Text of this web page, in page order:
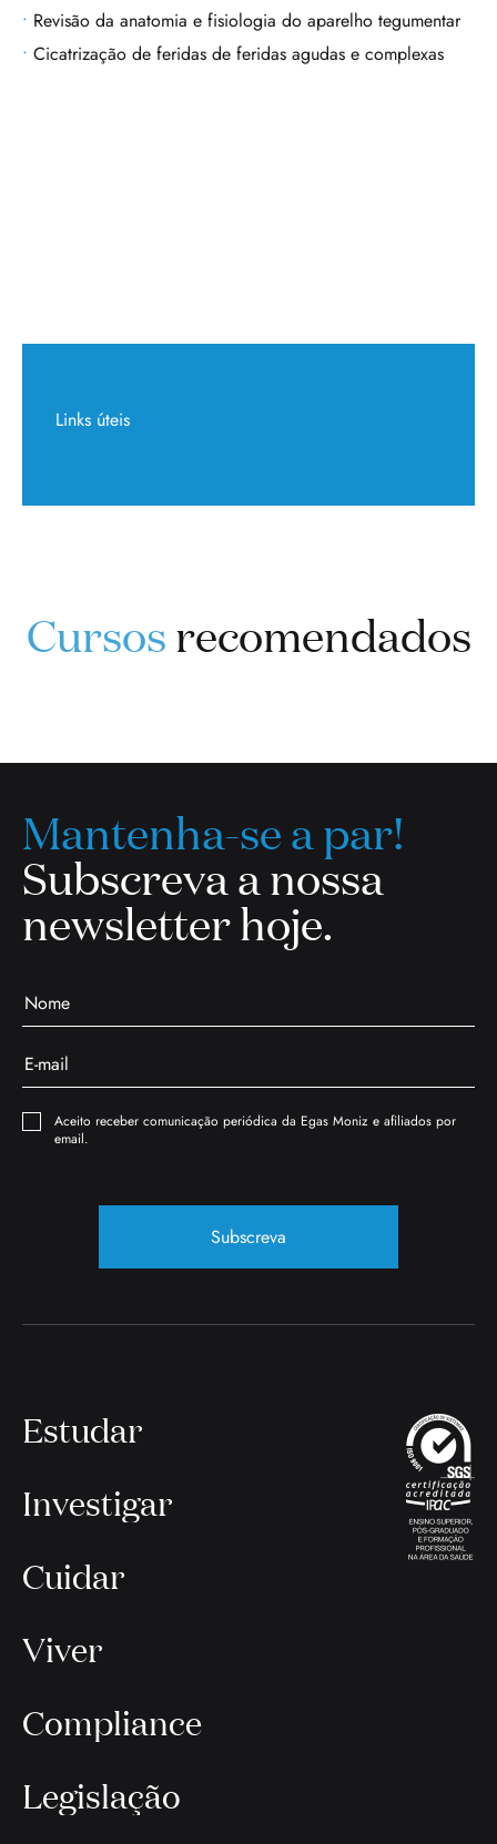
Revisão da anatomia e fisiologia do aparelho tegumentar
Cicatrização de feridas de feridas agudas e complexas
Links úteis
Cursosrecomendados
Mantenha-se a par!
Subscreva a nossa
newsletter hoje.
Aceito receber comunicação periódica da Egas Moniz e afiliados por
email.
Subscreva
Estudar
Investigar
Cuidar
Viver
Compliance
Legislação